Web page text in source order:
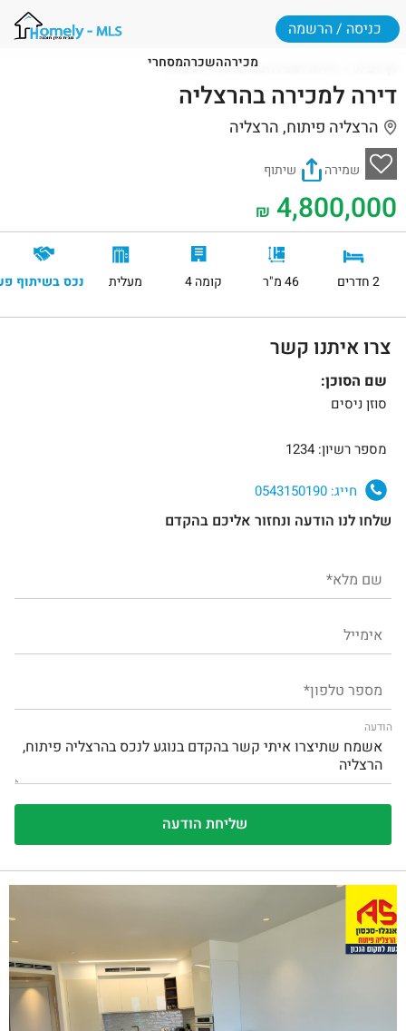
מכירההשכרהמסחרי
כניסה / הרשמה
דירות למכירה בהרצליה הרצליה
דירה למכירה בהרצליה
הרצליה פיתוח, הרצליה
שמירה שיתוף
4,800,000
₪
2 חדרים 46 מ"ר קומה 4 מעלית נכס בשיתוף
צרו איתנו קשר
שם הסוכן:
סוזן ניסים
מספר רשיון: 1234
חייג:
שלחו לנו הודעה ונחזור אליכם בהקדם
הודעה